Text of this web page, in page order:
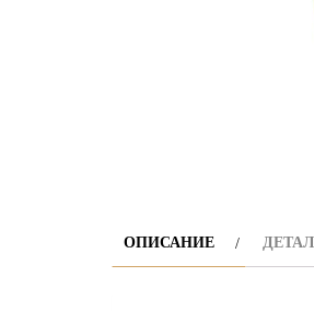
ОПИСАНИЕ